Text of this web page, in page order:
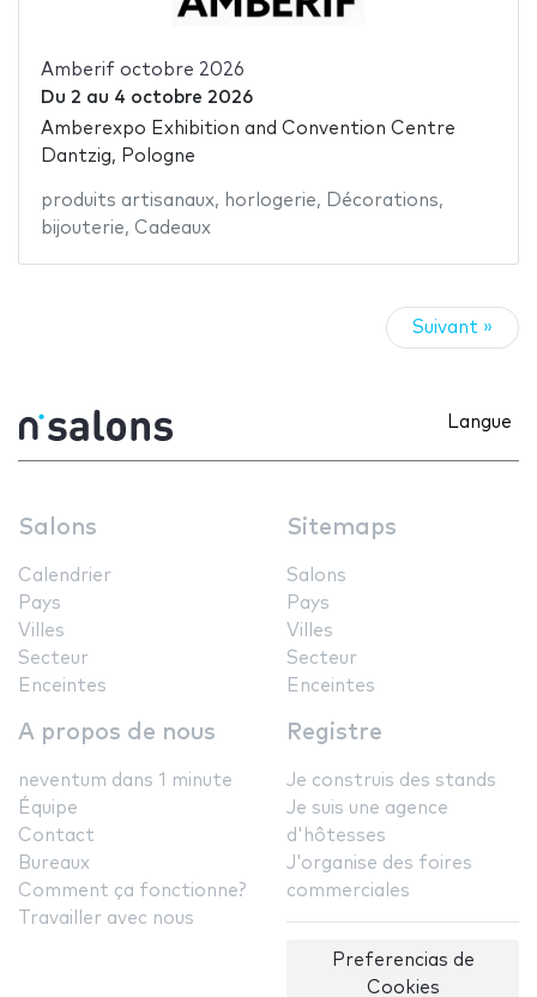
Amberif octobre 2026
Du 2 au 4 octobre 2026
Amberexpo Exhibition and Convention Centre
Dantzig, Pologne
produits artisanaux, horlogerie, Décorations,
bijouterie, Cadeaux
Suivant »
Langue
Salons
Calendrier
Pays
Villes
Secteur
Enceintes
Sitemaps
Salons
Pays
Villes
Secteur
Enceintes
A propos de nous
neventum dans 1 minute
Équipe
Contact
Bureaux
Comment ça fonctionne?
Travailler avec nous
Registre
Je construis des stands
Je suis une agence
d'hôtesses
J'organise des foires
commerciales
Preferencias de
Cookies